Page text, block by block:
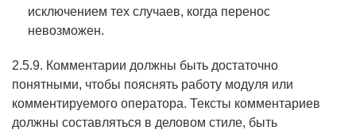
исключением тех случаев, когда перенос
невозможен.
2.5.9. Комментарии должны быть достаточно
понятными, чтобы пояснять работу модуля или
комментируемого оператора. Тексты комментариев
должны составляться в деловом стиле, быть